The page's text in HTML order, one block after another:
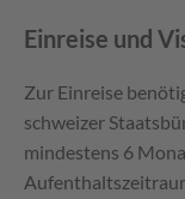
Einreise und
Zur Einreise
schweizer
mindestens 6